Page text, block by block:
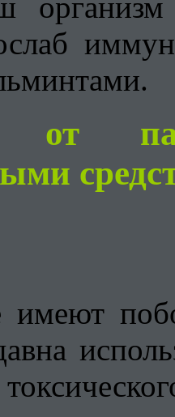
от
имеют